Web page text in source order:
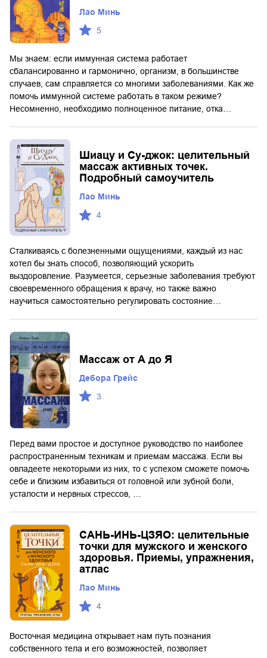
Лао Минь
5
Мы знаем: если иммунная система работает
сбалансированно и гармонично, организм, в большинстве
случаев, сам справляется со многими заболеваниями. Как же
помочь иммунной системе работать в таком режиме?
Несомненно, необходимо полноценное питание, отка…
Шиацу и Су-джок: целительный
массаж активных точек.
Подробный самоучитель
Лао Минь
4
Сталкиваясь с болезненными ощущениями, каждый из нас
хотел бы знать способ, позволяющий ускорить
выздоровление. Разумеется, серьезные заболевания требуют
своевременного обращения к врачу, но также важно
научиться самостоятельно регулировать состояние…
Массаж от А до Я
Дебора Грейс
3
Перед вами простое и доступное руководство по наиболее
распространенным техникам и приемам массажа. Если вы
овладеете некоторыми из них, то с успехом сможете помочь
себе и близким избавиться от головной или зубной боли,
усталости и нервных стрессов, …
САНЬ-ИНЬ-ЦЗЯО: целительные
точки для мужского и женского
здоровья. Приемы, упражнения,
атлас
Лао Минь
4
Восточная медицина открывает нам путь познания
собственного тела и его возможностей, позволяет